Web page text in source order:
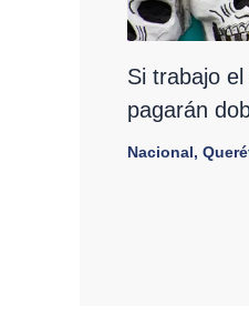
Si trabajo
pagarán
Nacional,